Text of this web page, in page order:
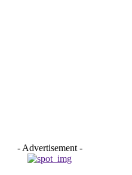
- Advertisement -